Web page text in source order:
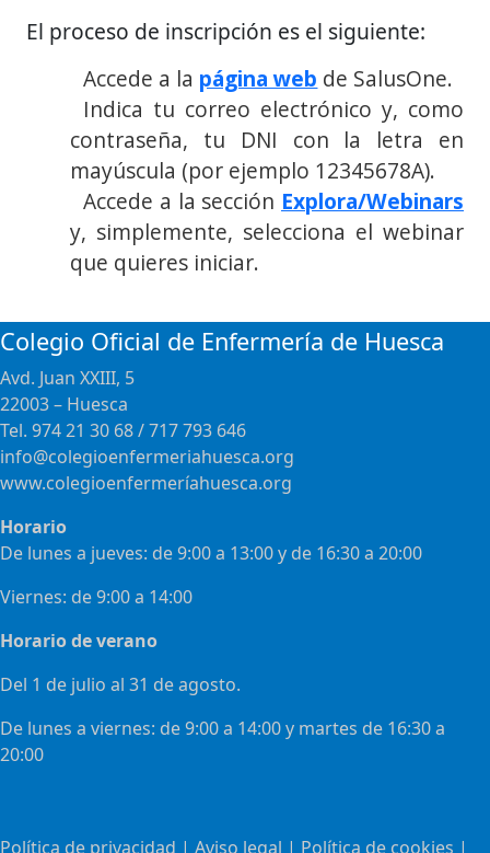
El proceso de inscripción es el siguiente:
Accede a la página web de SalusOne.
Indica tu correo electrónico y, como
contraseña, tu DNI con la letra en
mayúscula (por ejemplo 12345678A).
Accede a la sección Explora/Webinars
y, simplemente, selecciona el webinar
que quieres iniciar.
Colegio Oficial de Enfermería de Huesca
Avd. Juan XXIII, 5
22003 – Huesca
Tel. 974 21 30 68 / 717 793 646
info@colegioenfermeriahuesca.org
www.colegioenfermeríahuesca.org
Horario
De lunes a jueves: de 9:00 a 13:00 y de 16:30 a 20:00
Viernes: de 9:00 a 14:00
Horario de verano
Del 1 de julio al 31 de agosto.
De lunes a viernes: de 9:00 a 14:00 y martes de 16:30 a
20:00
Política de privacidad | Aviso legal | Política de cookies |